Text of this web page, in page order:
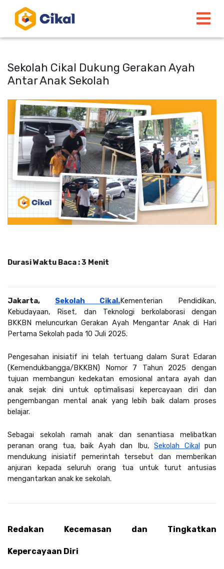
Sekolah Cikal Dukung Gerakan Ayah
Antar Anak Sekolah
Durasi Waktu Baca : 3 Menit
Jakarta, Sekolah Cikal.Kementerian Pendidikan,
Kebudayaan, Riset, dan Teknologi berkolaborasi dengan
BKKBN meluncurkan Gerakan Ayah Mengantar Anak di Hari
Pertama Sekolah pada 10 Juli 2025.
Pengesahan inisiatif ini telah tertuang dalam Surat Edaran
(Kemendukbangga/BKKBN) Nomor 7 Tahun 2025 dengan
tujuan membangun kedekatan emosional antara ayah dan
anak sejak dini untuk optimalisasi kepercayaan diri dan
pengembangan mental anak yang lebih baik dalam proses
belajar.
Sebagai sekolah ramah anak dan senantiasa melibatkan
peranan orang tua, baik Ayah dan Ibu, Sekolah Cikal pun
mendukung inisiatif pemerintah tersebut dan memberikan
anjuran kepada seluruh orang tua untuk turut antusias
mengantarkan anak ke sekolah.
Redakan Kecemasan dan Tingkatkan
Kepercayaan Diri